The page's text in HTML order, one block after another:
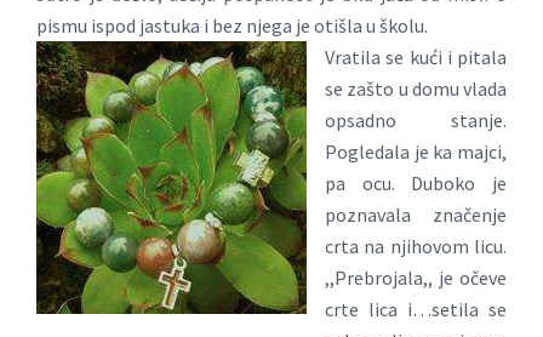
pismu ispod jastuka i bez njega je otišla u školu.
Vratila se kući i pitala
se zašto u domu vlada
opsadno stanje.
Pogledala je ka majci,
pa ocu. Duboko je
poznavala značenje
crta na njihovom licu.
,,Prebrojala,, je očeve
crte lica i…setila se